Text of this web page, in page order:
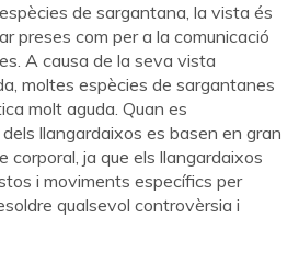
de sargantana, la vista és
preses com per a la comunicació
A causa de la seva vista
moltes espècies de sargantanes
molt aguda. Quan es
llangardaixos es basen en gran
corporal, ja que els llangardaixos
i moviments específics per
qualsevol controvèrsia i